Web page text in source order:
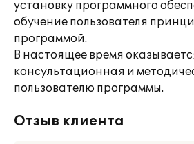
установку программного
обучение пользователя
программой.
В настоящее время
консультационная и
пользователю программы.
Отзыв клиента